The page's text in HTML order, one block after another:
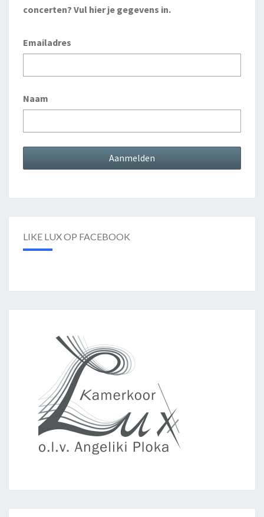
concerten? Vul hier je gegevens in.
Emailadres
Naam
LIKE LUX OP FACEBOOK